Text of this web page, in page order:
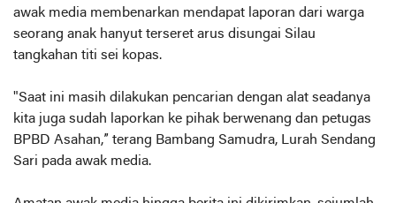
awak media membenarkan mendapat laporan dari warga
seorang anak hanyut terseret arus disungai Silau
tangkahan titi sei kopas.
"Saat ini masih dilakukan pencarian dengan alat seadanya
kita juga sudah laporkan ke pihak berwenang dan petugas
BPBD Asahan,” terang Bambang Samudra, Lurah Sendang
Sari pada awak media.